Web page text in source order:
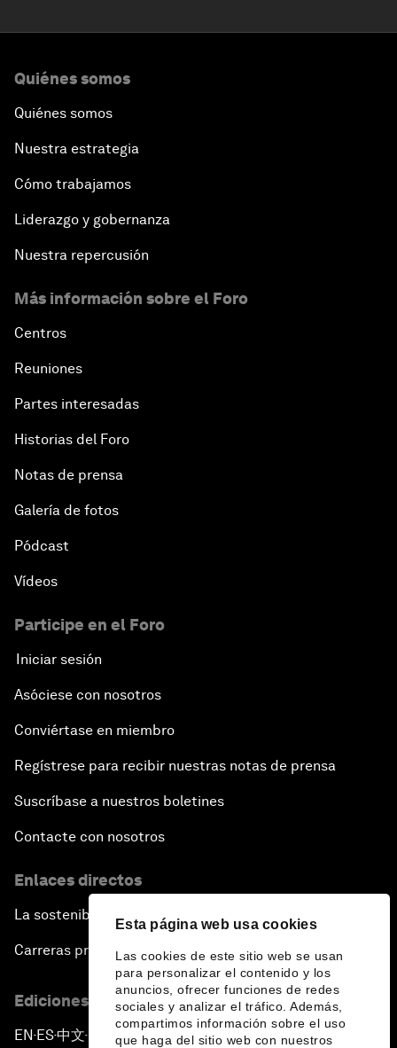
Esta página web usa cookies
Las cookies de este sitio web se usan
para personalizar el contenido y los
anuncios, ofrecer funciones de redes
sociales y analizar el tráfico. Además,
compartimos información sobre el uso
que haga del sitio web con nuestros
Quiénes somos
Quiénes somos
Nuestra estrategia
Cómo trabajamos
Liderazgo y gobernanza
Nuestra repercusión
Más información sobre el Foro
Centros
Reuniones
Partes interesadas
Historias del Foro
Notas de prensa
Galería de fotos
Pódcast
Vídeos
Participe en el Foro
Iniciar sesión
Asóciese con nosotros
Conviértase en miembro
Regístrese para recibir nuestras notas de prensa
Suscríbase a nuestros boletines
Contacte con nosotros
Enlaces directos
La sostenibilidad en el Foro
Carreras profesionales
Ediciones en otros idiomas
EN ▪ES▪中文▪ 日本語